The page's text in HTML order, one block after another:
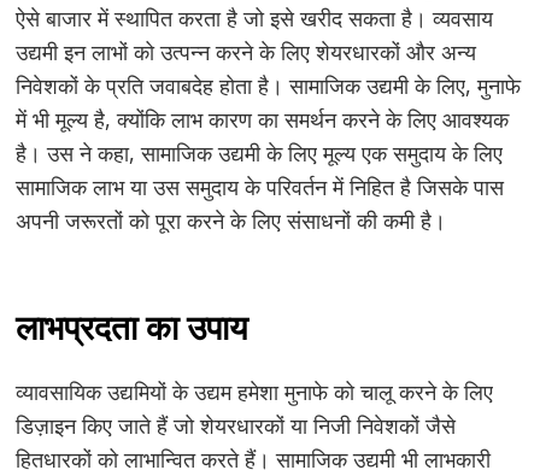
ऐसे बाजार में स्थापित करता है जो इसे खरीद सकता है। व्यवसाय
उद्यमी इन लाभों को उत्पन्न करने के लिए शेयरधारकों और अन्य
निवेशकों के प्रति जवाबदेह होता है। सामाजिक उद्यमी के लिए, मुनाफे
में भी मूल्य है, क्योंकि लाभ कारण का समर्थन करने के लिए आवश्यक
है। उस ने कहा, सामाजिक उद्यमी के लिए मूल्य एक समुदाय के लिए
सामाजिक लाभ या उस समुदाय के परिवर्तन में निहित है जिसके पास
अपनी जरूरतों को पूरा करने के लिए संसाधनों की कमी है।
लाभप्रदता का उपाय
व्यावसायिक उद्यमियों के उद्यम हमेशा मुनाफे को चालू करने के लिए
डिज़ाइन किए जाते हैं जो शेयरधारकों या निजी निवेशकों जैसे
हितधारकों को लाभान्वित करते हैं। सामाजिक उद्यमी भी लाभकारी